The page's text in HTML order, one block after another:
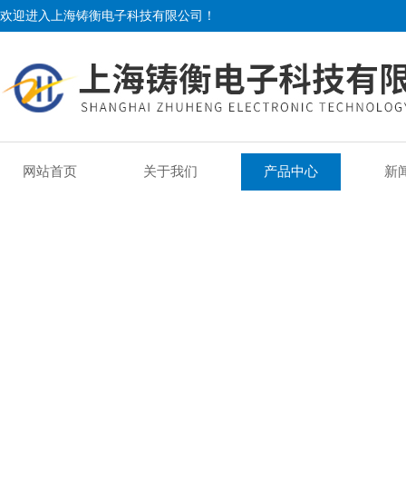
欢迎进入上海铸衡电子科技有限公司！
网站首页 关于我们 产品中心 新